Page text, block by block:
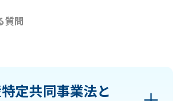
質問
定共同事業法と